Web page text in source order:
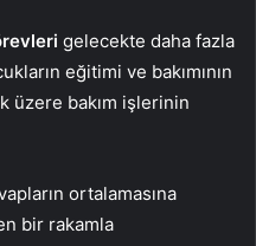
gelecekte daha fazla
eğitimi ve bakımının
üzere bakım işlerinin
ortalamasına
bir rakamla